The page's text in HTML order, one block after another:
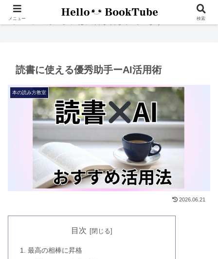
＊当ページのリンクには広告が含まれています
読書に使える優秀助手ーAI活用術
本の読み方教室
2026.06.21
目次
最高の相棒に昇格
メニュー 検索